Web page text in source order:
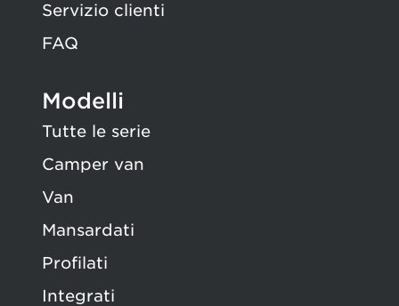
Servizio clienti
FAQ
Modelli
Tutte le serie
Camper van
Van
Mansardati
Profilati
Integrati